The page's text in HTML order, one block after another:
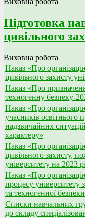
Підготовка
цивільного
Виховна робота
Наказ «Про
цивільного захисту
Наказ «Про
техногенну безпеку-
Наказ «Про
учасників освітнього
надзвичайних
характеру»
Наказ «Про
цивільного захисту,
університету на 2023
Наказ «Про
процесу університету
та техногенної
Списки навчальних
до складу